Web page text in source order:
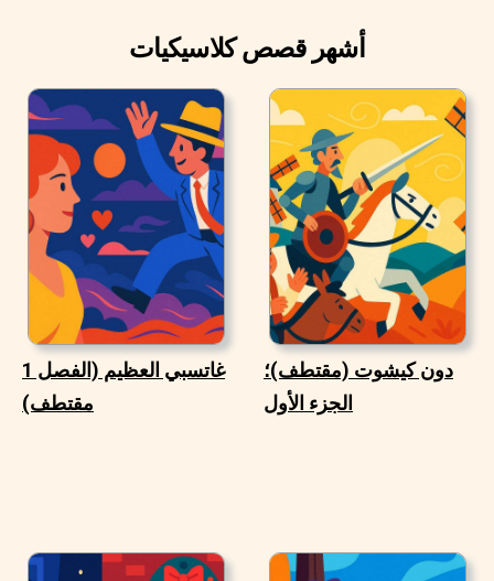
أشهر قصص كلاسيكيات
غاتسبي العظيم (الفصل 1
مقتطف)
دون كيشوت (مقتطف)؛
الجزء الأول